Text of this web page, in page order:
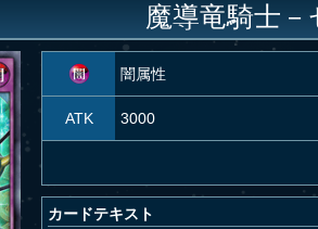
魔導竜騎士
闇属性
ATK 3000
カードテキスト